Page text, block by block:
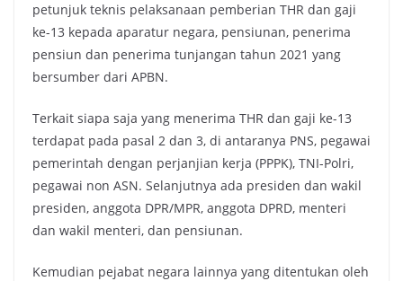
petunjuk teknis pelaksanaan pemberian THR dan gaji
ke-13 kepada aparatur negara, pensiunan, penerima
pensiun dan penerima tunjangan tahun 2021 yang
bersumber dari APBN.
Terkait siapa saja yang menerima THR dan gaji ke-13
terdapat pada pasal 2 dan 3, di antaranya PNS, pegawai
pemerintah dengan perjanjian kerja (PPPK), TNI-Polri,
pegawai non ASN. Selanjutnya ada presiden dan wakil
presiden, anggota DPR/MPR, anggota DPRD, menteri
dan wakil menteri, dan pensiunan.
Kemudian pejabat negara lainnya yang ditentukan oleh